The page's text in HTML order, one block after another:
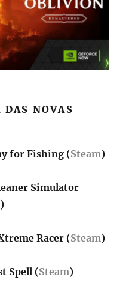
NOVAS
for Fishing (Steam)
Simulator
)
Racer (Steam)
Spell (Steam)